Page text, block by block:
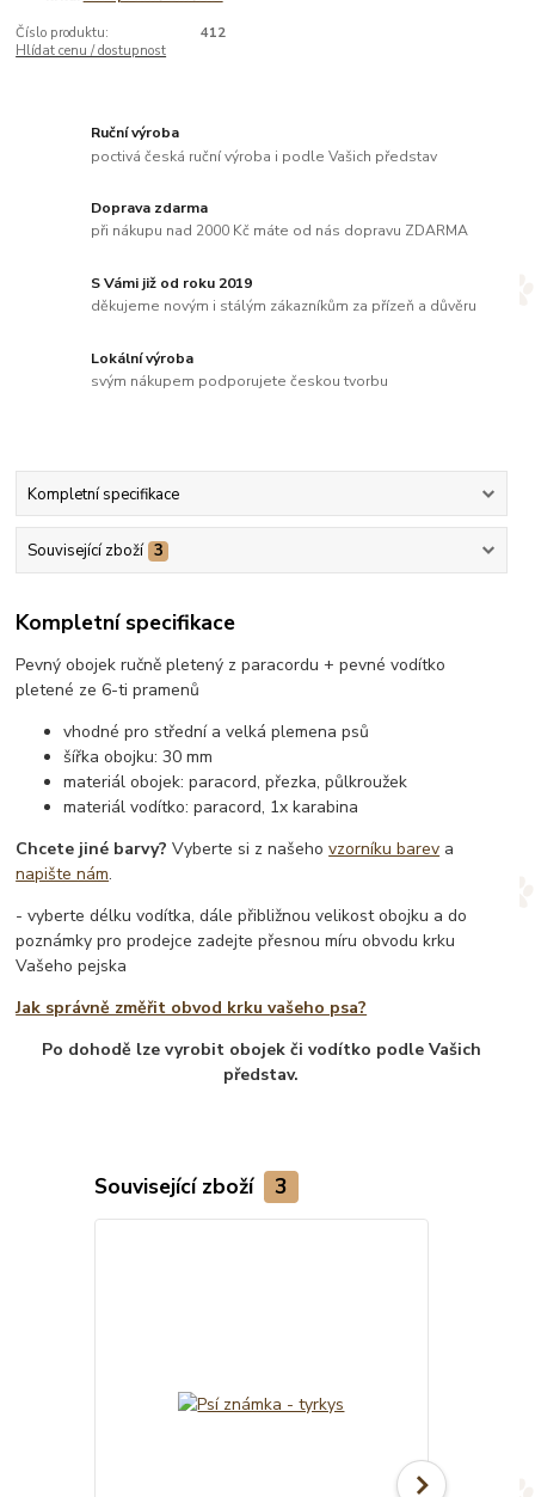
Číslo produktu:
412
Hlídat cenu / dostupnost
Ruční výroba
poctivá česká ruční výroba i podle Vašich představ
Doprava zdarma
při nákupu nad 2000 Kč máte od nás dopravu ZDARMA
S Vámi již od roku 2019
děkujeme novým i stálým zákazníkům za přízeň a důvěru
Lokální výroba
svým nákupem podporujete českou tvorbu
Kompletní specifikace
Související zboží 3
Kompletní specifikace
Pevný obojek ručně pletený z paracordu + pevné vodítko
pletené ze 6-ti pramenů
vhodné pro střední a velká plemena psů
šířka obojku: 30 mm
materiál obojek: paracord, přezka, půlkroužek
materiál vodítko: paracord, 1x karabina
Chcete jiné barvy? Vyberte si z našehovzorníku barev a
napište nám.
- vyberte délku vodítka, dále přibližnou velikost obojku a do
poznámky pro prodejce zadejte přesnou míru obvodu krku
Vašeho pejska
Jak správně změřit obvod krku vašeho psa?
Po dohodě lze vyrobit obojek či vodítko podle Vašich
představ.
Související zboží 3